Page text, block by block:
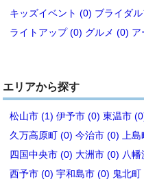
キッズイベント (0) ブライダ
ライトアップ (0) グルメ (0) ア
エリアから探す
松山市 (1) 伊予市 (0) 東温市
久万高原町 (0) 今治市 (0) 上
四国中央市 (0) 大洲市 (0) 八
西予市 (0) 宇和島市 (0) 鬼北町